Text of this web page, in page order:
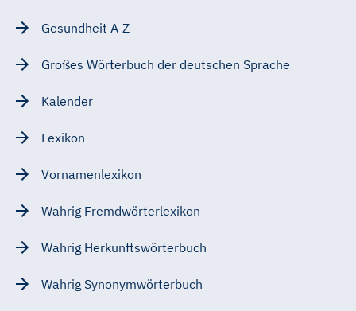
Gesundheit A-Z
Großes Wörterbuch der deutschen Sprache
Kalender
Lexikon
Vornamenlexikon
Wahrig Fremdwörterlexikon
Wahrig Herkunftswörterbuch
Wahrig Synonymwörterbuch